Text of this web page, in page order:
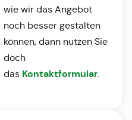
wie wir das Angebot
noch besser gestalten
können, dann nutzen Sie
doch
das Kontaktformular.